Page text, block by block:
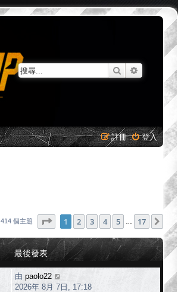
搜尋
登入
註冊
414 個主題 1頁 (共 17 頁)
1 2 3 4 5 17 下
最後發表
由 paolo22
2026年 8月 7日, 17:18